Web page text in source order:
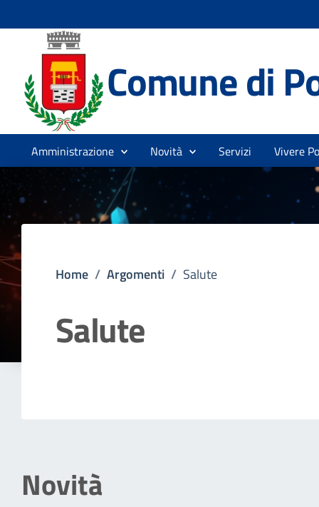
Comune di
Amministrazione Novità Servizi Vivere
Home / Argomenti / Salute
Salute
Novità